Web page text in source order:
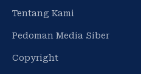
Tentang Kami
Pedoman Media Siber
Copyright